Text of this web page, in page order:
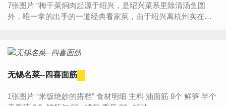
7张图片 “梅干菜焖肉起源于绍兴，是绍兴菜系里除清汤鱼圆
外，唯一拿的出手的一道经典看家菜，由于绍兴离杭州实在太
无锡名菜--四喜面筋
1张图片 “米饭绝妙的搭档” 食材明细 主料 油面筋 8个 鲜笋 半个